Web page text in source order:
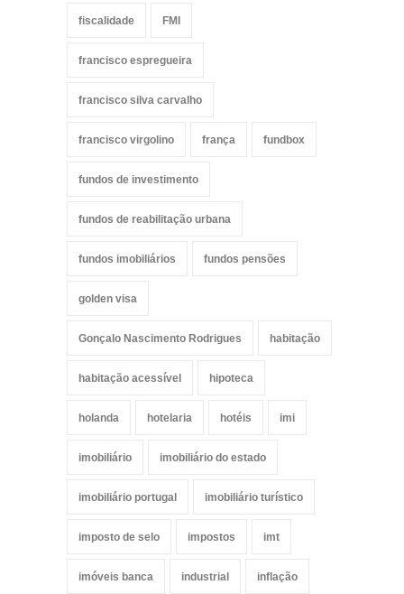
fiscalidade FMI
francisco espregueira
francisco silva carvalho
francisco virgolino frança fundbox
fundos de investimento
fundos de reabilitação urbana
fundos imobiliários fundos pensões
golden visa
Gonçalo Nascimento Rodrigues habitação
habitação acessível hipoteca
holanda hotelaria hotéis imi
imobiliário imobiliário do estado
imobiliário portugal imobiliário turístico
imposto de selo impostos imt
imóveis banca industrial inflação